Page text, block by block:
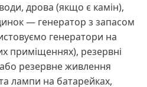
дрова (якщо є камін),
— генератор з запасом
генератори на
приміщеннях), резервні
резервне живлення
лампи на батарейках,